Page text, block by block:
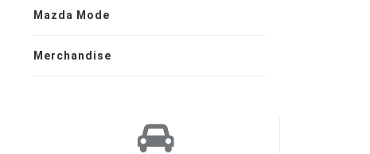
Mazda Mode
Merchandise